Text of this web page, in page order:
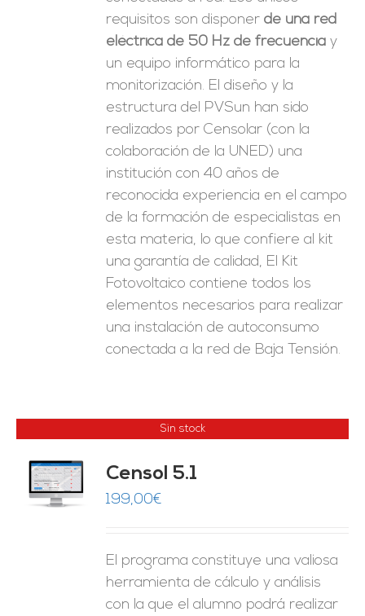
requisitos son disponerde una red
eléctrica de 50 Hz de frecuencia y
un equipo informático para la
monitorización. El diseño y la
estructura del PVSun han sido
realizados por Censolar (con la
colaboración de la UNED) una
institución con 40 años de
reconocida experiencia en el campo
de la formación de especialistas en
esta materia, lo que confiere al kit
una garantía de calidad, El Kit
Fotovoltaico contiene todos los
elementos necesarios para realizar
una instalación de autoconsumo
conectada a la red de Baja Tensión.
Sin stock
Censol 5.1
199,00€
El programa constituye una valiosa
herramienta de cálculo y análisis
con la que el alumno podrá realizar